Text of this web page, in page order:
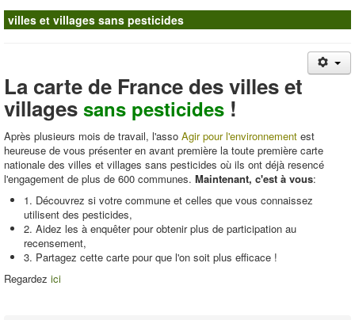
Contacts
villes et villages sans pesticides
La carte de France des villes et
villages sans pesticides !
Après plusieurs mois de travail, l'asso Agir pour l'environnement est
heureuse de vous présenter en avant première la toute première carte
nationale des villes et villages sans pesticides où ils ont déjà resencé
l'engagement de plus de 600 communes. Maintenant, c'est à vous:
1. Découvrez si votre commune et celles que vous connaissez
utilisent des pesticides,
2. Aidez les à enquêter pour obtenir plus de participation au
recensement,
3. Partagez cette carte pour que l'on soit plus efficace !
Regardez ici